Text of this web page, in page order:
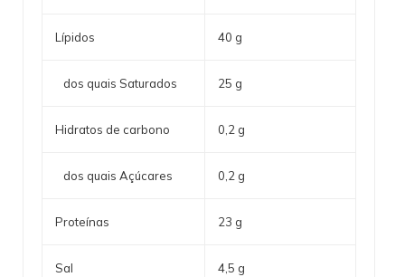
Lípidos 40 g
dos quais Saturados 25 g
Hidratos de carbono 0,2 g
dos quais Açúcares 0,2 g
Proteínas 23 g
Sal 4,5 g